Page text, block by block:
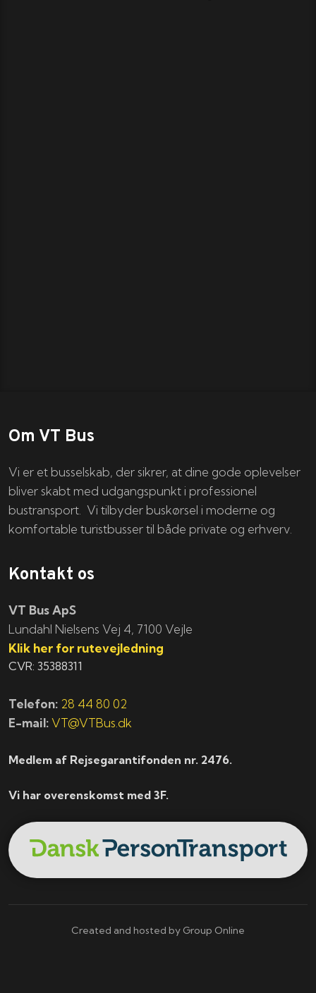
Om VT Bus
Vi er et busselskab, der sikrer, at dine gode oplevelser
bliver skabt med udgangspunkt i professionel
bustransport. Vi tilbyder buskørsel i moderne og
komfortable turistbusser til både private og erhverv.
Kontakt os
VT Bus ApS
​​​Lundahl Nielsens Vej 4, 7100 Vejle
Klik her for rutevejledning
CVR: 35388311
Telefon: 28 44 80 02
E-mail: VT@VTBus.dk
Medlem af Rejsegarantifonden nr. 2476.
Vi har overenskomst med 3F.
Created and hosted by Group Online